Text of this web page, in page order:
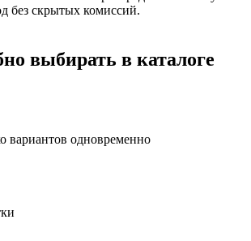
без скрытых комиссий.
выбирать в каталоге
вариантов одновременно